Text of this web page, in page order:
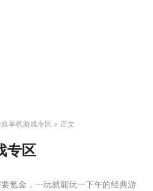
单机游戏专区 正文
专区
氪金，一玩就能玩一下午的经典游